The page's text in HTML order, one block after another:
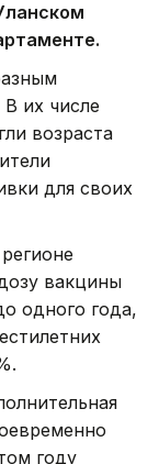
их числе
возраста
для своих
вакцины
одного года,
году